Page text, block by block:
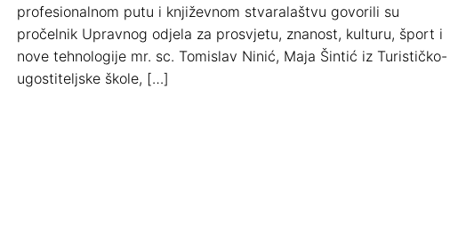
profesionalnom putu i književnom stvaralaštvu govorili su
pročelnik Upravnog odjela za prosvjetu, znanost, kulturu, šport i
nove tehnologije mr. sc. Tomislav Ninić, Maja Šintić iz Turističko-
ugostiteljske škole, […]